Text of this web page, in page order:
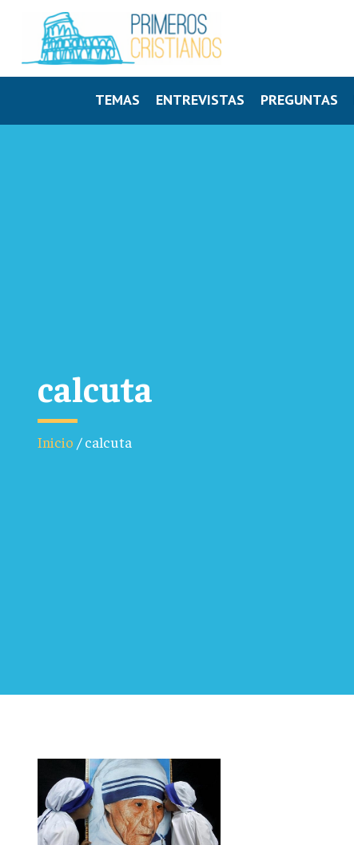
TEMAS ENTREVISTAS PREGUNTAS
calcuta
Inicio /calcuta